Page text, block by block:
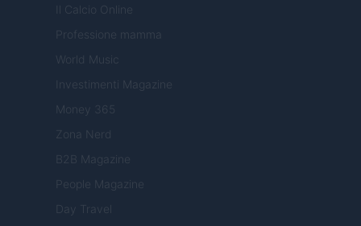
Il Calcio Online
Professione mamma
World Music
Investimenti Magazine
Money 365
Zona Nerd
B2B Magazine
People Magazine
Day Travel